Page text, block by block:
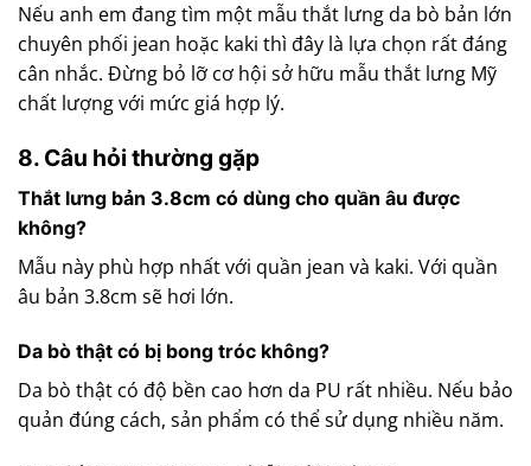
Nếu anh em đang tìm một mẫu thắt lưng da bò bản lớn
chuyên phối jean hoặc kaki thì đây là lựa chọn rất đáng
cân nhắc. Đừng bỏ lỡ cơ hội sở hữu mẫu thắt lưng Mỹ
chất lượng với mức giá hợp lý.
8. Câu hỏi thường gặp
Thắt lưng bản 3.8cm có dùng cho quần âu được
không?
Mẫu này phù hợp nhất với quần jean và kaki. Với quần
âu bản 3.8cm sẽ hơi lớn.
Da bò thật có bị bong tróc không?
Da bò thật có độ bền cao hơn da PU rất nhiều. Nếu bảo
quản đúng cách, sản phẩm có thể sử dụng nhiều năm.